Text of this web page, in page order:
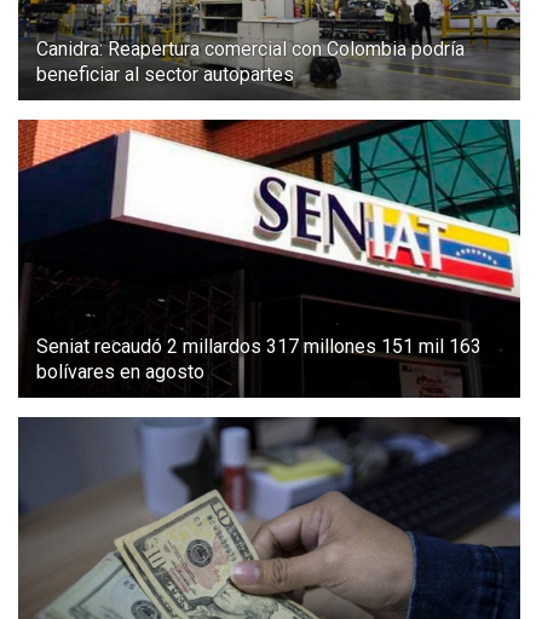
Canidra: Reapertura comercial con Colombia podría
beneficiar al sector autopartes
Seniat recaudó 2 millardos 317 millones 151 mil 163
bolívares en agosto